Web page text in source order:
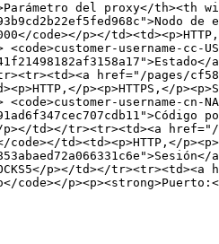
del proxy</th><th
code></p></
username-cc-
tr><tr><td><a href="/pages/
p><p>HTTPS,</
username-cn-
p></td></tr><tr><td><a
code></td><td><p>HTTP,</
p></td></